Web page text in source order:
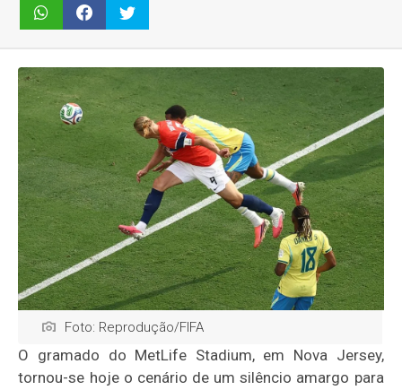
Foto: Reprodução/FIFA
O gramado do MetLife Stadium, em Nova Jersey,
tornou-se hoje o cenário de um silêncio amargo para